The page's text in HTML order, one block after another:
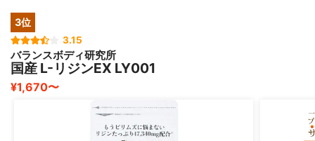
パッケージもピンクで可愛いので、持ち歩きもしやすい✨
とってもお勧めです！
3位
3.15
バランスボディ研究所
国産 L-リジンEX LY001
¥1,670〜